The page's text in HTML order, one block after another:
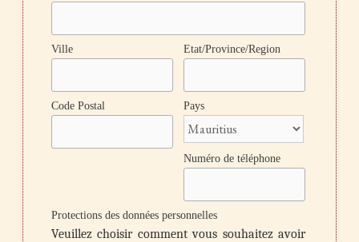
Ville Etat/Province/Region
Code Postal Pays
Numéro de téléphone
Protections des données personnelles
Veuillez choisir comment vous souhaitez avoir